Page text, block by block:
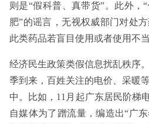
则是“假科普、真带货”。此外，
肥”的谣言，无视权威部门对处
此类药品若盲目使用或者使用不
经济民生政策类假信息扰乱秩序
季到来，百姓关注的电价、采暖
中。比如，11月起广东居民阶梯
自媒体为了蹭流量，编造出“广